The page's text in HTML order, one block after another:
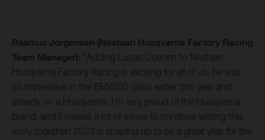
Rasmus Jorgensen (Nestaan Husqvarna Factory Racing
Team Manager):
"Adding Lucas Coenen to Nestaan
Husqvarna Factory Racing is exciting for all of us; he was
so impressive in the EMX250 class earlier this year and
already on a Husqvarna. I'm very proud of the Husqvarna
brand, and it makes a lot of sense to continue writing this
story together! 2023 is shaping up to be a great year for the